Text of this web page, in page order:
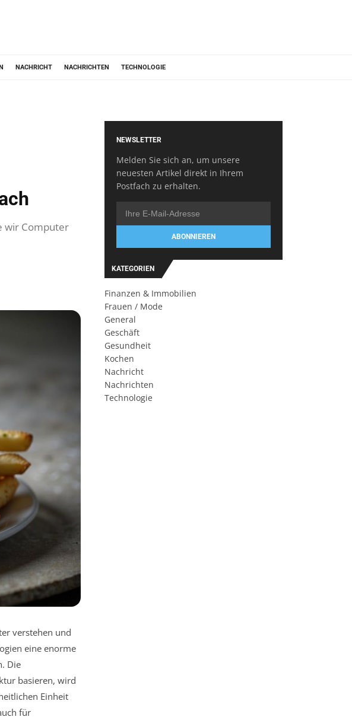
NACHRICHT NACHRICHTEN TECHNOLOGIE
wir Computer
verstehen und
eine enorme
Die
basieren, wird
Einheit
für
NEWSLETTER
Melden Sie sich an, um unsere
neuesten Artikel direkt in Ihrem
Postfach zu erhalten.
ABONNIEREN
KATEGORIEN
Finanzen & Immobilien
Frauen / Mode
General
Geschäft
Gesundheit
Kochen
Nachricht
Nachrichten
Technologie